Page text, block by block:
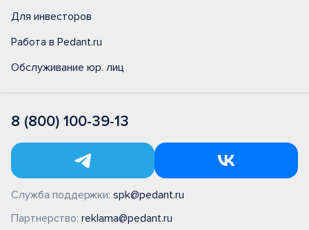
Для инвесторов
Работа в Pedant.ru
Обслуживание юр. лиц
8 (800) 100-39-13
Служба поддержки: spk@pedant.ru
Партнерство: reklama@pedant.ru